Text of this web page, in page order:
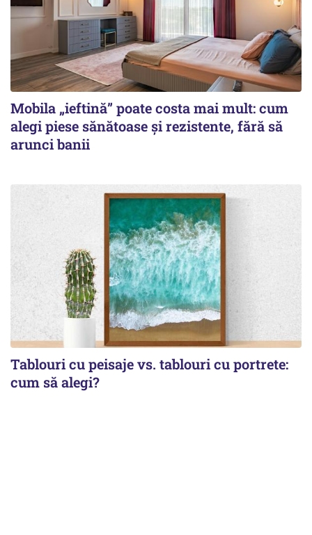
Mobila „ieftină” poate costa mai mult: cum
alegi piese sănătoase și rezistente, fără să
arunci banii
Tablouri cu peisaje vs. tablouri cu portrete:
cum să alegi?